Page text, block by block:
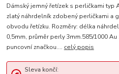
Dámský jemný řetízek s perličkami typ
zlatý náhrdelník zdobený perličkami a
obvodu řetízku. Rozměry: délka
0,5mm, průměr perly 3mm.585/1000
puncovní značkou.... celý popis
Sleva končí: